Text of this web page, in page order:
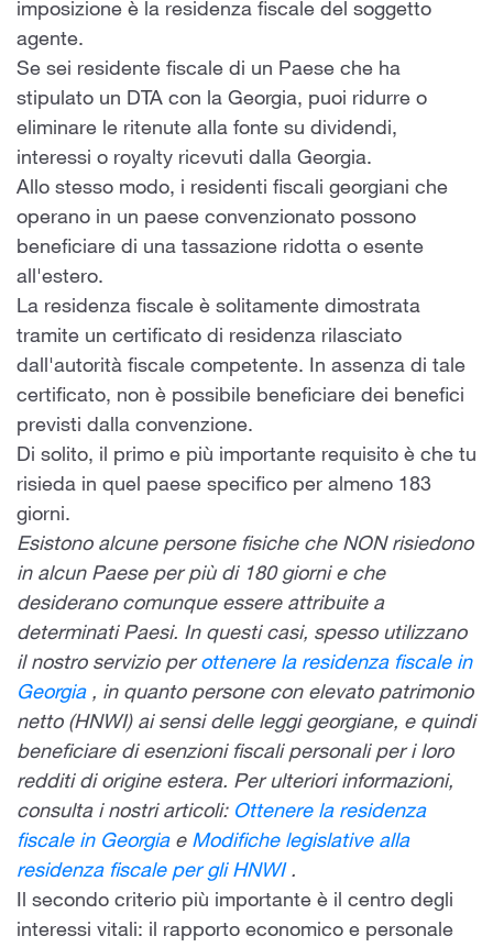
imposizione è la residenza fiscale del soggetto
agente.
Se sei residente fiscale di un Paese che ha
stipulato un DTA con la Georgia, puoi ridurre o
eliminare le ritenute alla fonte su dividendi,
interessi o royalty ricevuti dalla Georgia.
Allo stesso modo, i residenti fiscali georgiani che
operano in un paese convenzionato possono
beneficiare di una tassazione ridotta o esente
all'estero.
La residenza fiscale è solitamente dimostrata
tramite un certificato di residenza rilasciato
dall'autorità fiscale competente. In assenza di tale
certificato, non è possibile beneficiare dei benefici
previsti dalla convenzione.
Di solito, il primo e più importante requisito è che tu
risieda in quel paese specifico per almeno 183
giorni.
Esistono alcune persone fisiche che NON risiedono
in alcun Paese per più di 180 giorni e che
desiderano comunque essere attribuite a
determinati Paesi. In questi casi, spesso utilizzano
il nostro servizio per ottenere la residenza fiscale in
Georgia , in quanto persone con elevato patrimonio
netto (HNWI) ai sensi delle leggi georgiane, e quindi
beneficiare di esenzioni fiscali personali per i loro
redditi di origine estera. Per ulteriori informazioni,
consulta i nostri articoli: Ottenere la residenza
fiscale in Georgia e Modifiche legislative alla
residenza fiscale per gli HNWI .
Il secondo criterio più importante è il centro degli
interessi vitali: il rapporto economico e personale